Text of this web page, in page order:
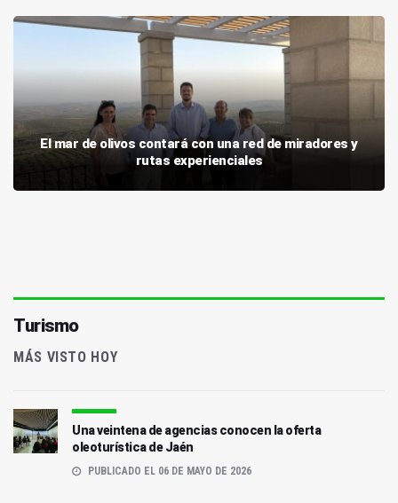
El mar de olivos contará con una red de miradores y
rutas experienciales
Turismo
MÁS VISTO HOY
Una veintena de agencias conocen la oferta
oleoturística de Jaén
PUBLICADO EL 06 DE MAYO DE 2026